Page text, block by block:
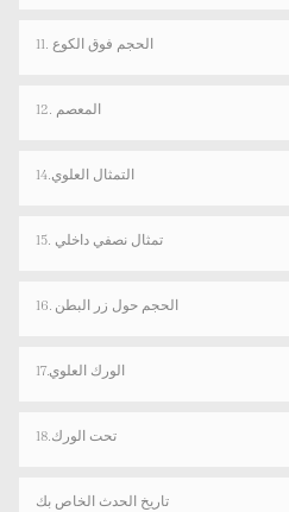
11. الحجم فوق الكوع
12. المعصم
14.التمثال العلوي
15. تمثال نصفي داخلي
16. الحجم حول زر البطن
17.الورك العلوي
18.تحت الورك
تاريخ الحدث الخاص بك